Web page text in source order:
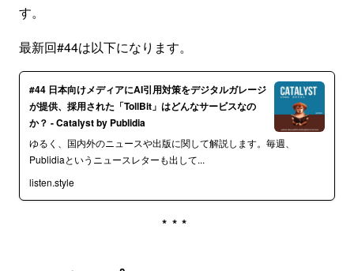
す。
最新回#44は以下になります。
#44 日本向けメディアにAI引用対策をデジタルガレージ
が提供、採用された「TollBit」はどんなサービスなの
か？ - Catalyst by Publidia
ゆるく、国内外のニュースや出版に関して解説します。毎週、
Publidiaというニュースレターも出して...
listen.style
***